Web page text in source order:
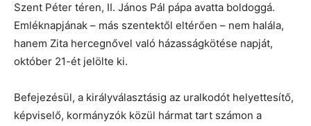
Szent Péter téren, II. János Pál pápa avatta boldoggá.
Emléknapjának – más szentektől eltérően – nem halála,
hanem Zita hercegnővel való házasságkötése napját,
október 21-ét jelölte ki.
Befejezésül, a királyválasztásig az uralkodót helyettesítő,
képviselő, kormányzók közül hármat tart számon a